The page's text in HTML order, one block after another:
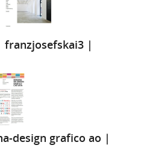
franzjosefskai3 |
design grafico ao |